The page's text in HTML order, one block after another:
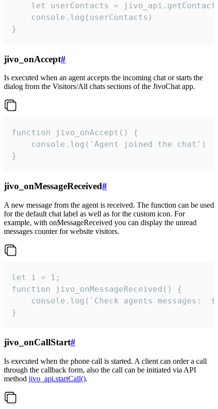
let userContacts =
    console.log(userContacts)
}
jivo_onAccept#
Is executed when an agent accepts the incoming chat or starts the
dialog from the Visitors/All chats sections of the JivoChat app.
function jivo_onAccept() {
}
jivo_onMessageReceived#
A new message from the agent is received. The function can be used
for the default chat label as well as for the custom icon. For
example, with onMessageReceived you can display the unread
messages counter for website visitors.
let i = 1;
function jivo_onMessageReceived() {
}
jivo_onCallStart#
Is executed when the phone call is started. A client can order a call
through the callback form, also the call can be initiated via API
method jivo_api.startCall().